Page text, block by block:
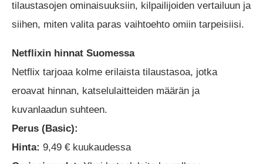
tilaustasojen ominaisuuksiin, kilpailijoiden vertailuun ja
siihen, miten valita paras vaihtoehto omiin tarpeisiisi.
Netflixin hinnat Suomessa
Netflix tarjoaa kolme erilaista tilaustasoa, jotka
eroavat hinnan, katselulaitteiden määrän ja
kuvanlaadun suhteen.
Perus (Basic):
Hinta: 9,49 € kuukaudessa